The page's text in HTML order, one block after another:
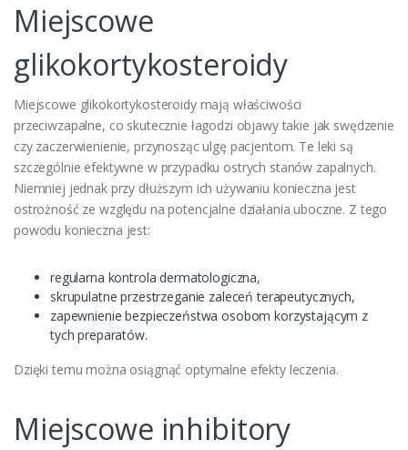
Miejscowe
glikokortykosteroidy
Miejscowe glikokortykosteroidy mają właściwości
przeciwzapalne, co skutecznie łagodzi objawy takie jak swędzenie
czy zaczerwienienie, przynosząc ulgę pacjentom. Te leki są
szczególnie efektywne w przypadku ostrych stanów zapalnych.
Niemniej jednak przy dłuższym ich używaniu konieczna jest
ostrożność ze względu na potencjalne działania uboczne. Z tego
powodu konieczna jest:
regularna kontrola dermatologiczna,
skrupulatne przestrzeganie zaleceń terapeutycznych,
zapewnienie bezpieczeństwa osobom korzystającym z
tych preparatów.
Dzięki temu można osiągnąć optymalne efekty leczenia.
Miejscowe inhibitory